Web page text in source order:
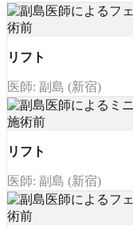
リフト
医師: 副島 (新宿)
リフト
医師: 副島 (新宿)